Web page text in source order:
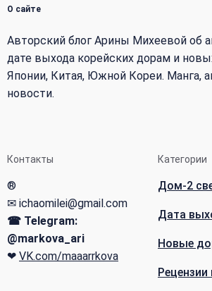
О сайте
Авторский блог Арины Михеевой об
дате выхода корейских дорам и
Японии, Китая, Южной Кореи. Манга,
новости.
Контакты
®
✉ ichaomilei@gmail.com
☎ Telegram:
@markova_ari
❤ VK.com/maaarrkova
Категории
Дом-2
Дата
Новые